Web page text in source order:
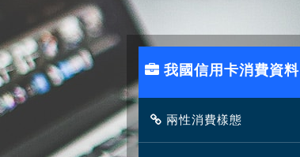
我國信用卡消費資料
兩性消費樣態